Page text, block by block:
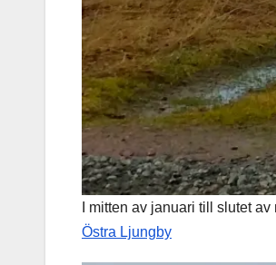
I mitten av januari till slutet
Östra Ljungby